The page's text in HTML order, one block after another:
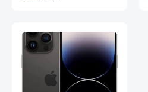
Panel IPS, AMD
FreeSync™ Premium,
Ecualizador Negro,
Cambio Automático de
Fuente,
LS27FG532ENXZA